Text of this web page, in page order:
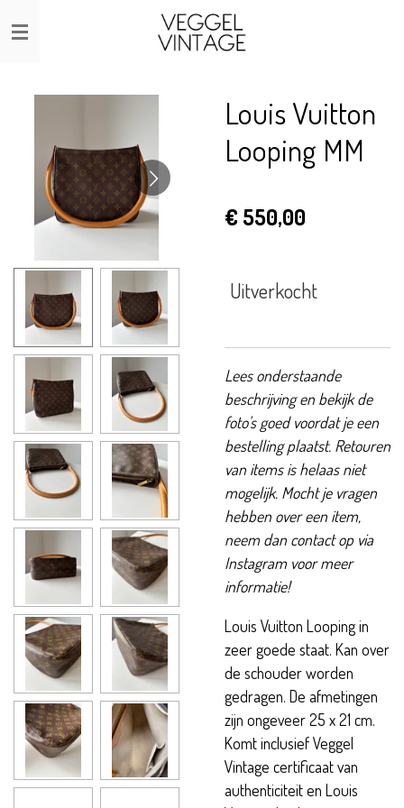
Ga
direct
Louis Vuitton
Looping MM
€ 550,00
Uitverkocht
Lees onderstaande
beschrijving en bekijk de
foto's goed voordat je een
bestelling plaatst. Retouren
van items is helaas niet
mogelijk. Mocht je vragen
hebben over een item,
neem dan contact op via
Instagram voor meer
informatie!
Louis Vuitton Looping in
zeer goede staat. Kan over
de schouder worden
gedragen. De afmetingen
zijn ongeveer 25 x 21 cm.
Komt inclusief Veggel
Vintage certificaat van
authenticiteit en Louis